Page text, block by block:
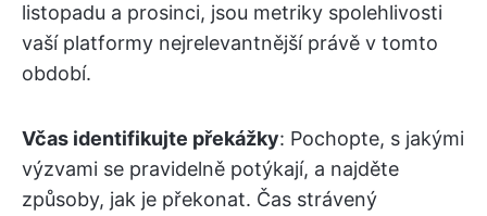
listopadu a prosinci, jsou metriky spolehlivosti
vaší platformy nejrelevantnější právě v tomto
období.
Včas identifikujte překážky: Pochopte, s jakými
výzvami se pravidelně potýkají, a najděte
způsoby, jak je překonat. Čas strávený